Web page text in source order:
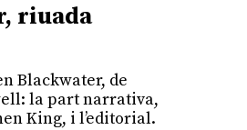
riuada
Blackwater, de
la part narrativa,
King, i l’editorial.